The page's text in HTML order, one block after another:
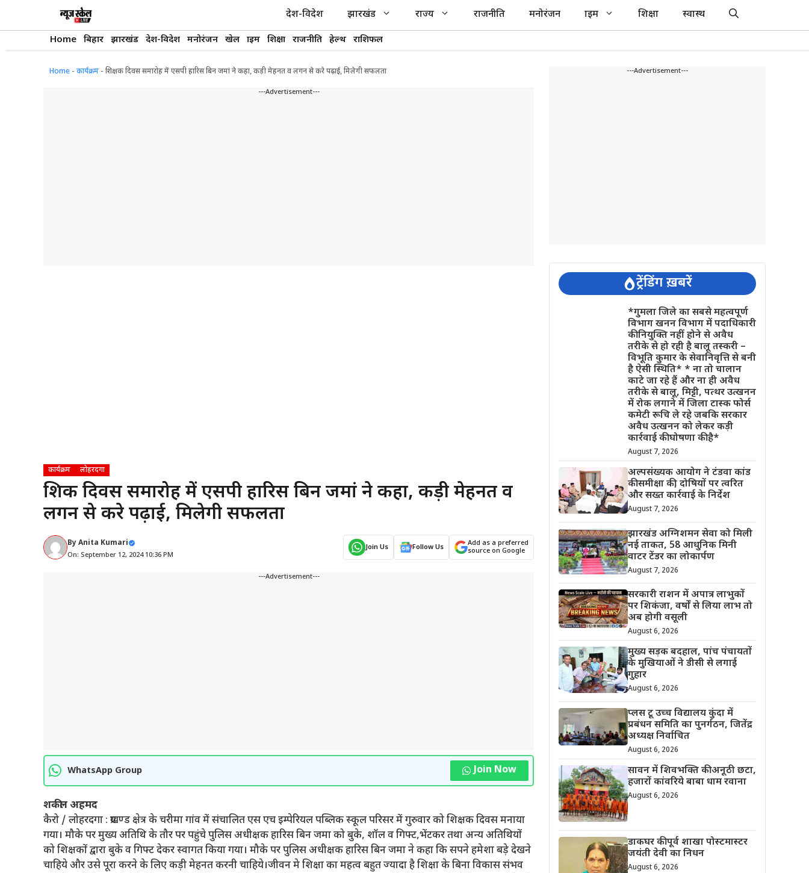
देश-विदेश झारखंड राज्य राजनीति मनोरंजन क्राइम शिक्षा स्वास्थ
Home बिहार झारखंड देश-विदेश मनोरंजन खेल क्राइम शिक्षा राजनीति हेल्थ राशिफल
Home - कार्यक्रम - शिक्षक दिवस समारोह में एसपी हारिस बिन जमां ने कहा, कड़ी मेहनत व लगन से करे पढ़ाई, मिलेगी सफलता
---Advertisement---
कार्यक्रम लोहरदगा
शिक्षक दिवस समारोह में एसपी हारिस बिन जमां ने कहा, कड़ी मेहनत व
लगन से करे पढ़ाई, मिलेगी सफलता
ByAnita Kumari
On: September 12, 2024 10:36 PM
Join Us Follow Us
Add as a preferred
source on Google
---Advertisement---
WhatsApp Group Join Now
शकील अहमद
कैरो / लोहरदगा : प्रखण्ड क्षेत्र के चरीमा गांव में संचालित एस एच इम्पेरियल पब्लिक स्कूल परिसर में गुरुवार को शिक्षक दिवस मनाया
गया। मौके पर मुख्य अतिथि के तौर पर पहुंचे पुलिस अधीक्षक हारिस बिन जमा को बुके, शॉल व गिफ्ट,भेंटकर तथा अन्य अतिथियों
को शिक्षकों द्वारा बुके व गिफ्ट देकर स्वागत किया गया। मौके पर पुलिस अधीक्षक हारिस बिन जमा ने कहा कि सपने हमेशा बड़े देखने
चाहिये और उसे पूरा करने के लिए कड़ी मेहनत करनी चाहिये।जीवन मे शिक्षा का महत्व बहुत ज्यादा है शिक्षा के बिना विकास संभव
---Advertisement---
ट्रेंडिंग ख़बरें
*गुमला जिले का सबसे महत्वपूर्ण
विभाग खनन विभाग में पदाधिकारी
की नियुक्ति नहीं होने से अवैध
तरीके से हो रही है बालू तस्करी –
विभूति कुमार के सेवानिवृत्ति से बनी
है ऐसी स्थिति* * ना तो चालान
काटे जा रहे हैं और ना ही अवैध
तरीके से बालू, मिट्टी, पत्थर उत्खनन
में रोक लगाने में जिला टास्क फोर्स
कमेटी रूचि ले रहे जबकि सरकार
अवैध उत्खनन को लेकर कड़ी
कार्रवाई की घोषणा की है*
August 7, 2026
अल्पसंख्यक आयोग ने टंडवा कांड
की समीक्षा की, दोषियों पर त्वरित
और सख्त कार्रवाई के निर्देश
August 7, 2026
झारखंड अग्निशमन सेवा को मिली
नई ताकत, 58 आधुनिक मिनी
वाटर टेंडर का लोकार्पण
August 7, 2026
सरकारी राशन में अपात्र लाभुकों
पर शिकंजा, वर्षों से लिया लाभ तो
अब होगी वसूली
August 6, 2026
मुख्य सड़क बदहाल, पांच पंचायतों
के मुखियाओं ने डीसी से लगाई
गुहार
August 6, 2026
प्लस टू उच्च विद्यालय कुंदा में
प्रबंधन समिति का पुनर्गठन, जितेंद्र
अध्यक्ष निर्वाचित
August 6, 2026
सावन में शिवभक्ति की अनूठी छटा,
हजारों कांवरिये बाबा धाम रवाना
August 6, 2026
डाकघर की पूर्व शाखा पोस्टमास्टर
जयंती देवी का निधन
August 6, 2026